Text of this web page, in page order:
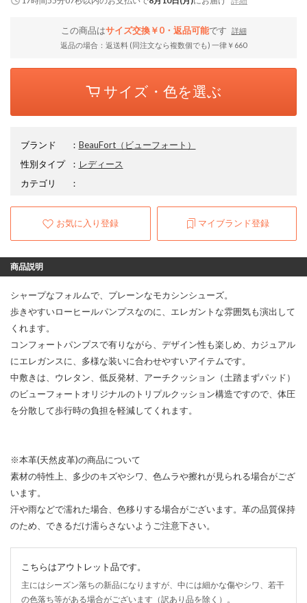
この商品はサイズ交換￥0・返品可能です
詳細
返品の場合：返送料 (同注文なら複数個でも) 一律￥660
サイズ・色を選ぶ
ブランド ： BeauFort（ビューフォート）
性別タイプ
： レディース
カテゴリ
：
お気に入り登録 マイブランド登録
商品説明
シャープなフォルムで、プレーンなモカシンシューズ。
歩きやすいローヒールパンプスなのに、エレガントな雰囲気も演出して
くれます。
コンフォートパンプスで有りながら、デザイン性も楽しめ、カジュアル
にエレガンスに、多様な装いに合わせやすいアイテムです。
中敷きは、ウレタン、低反発材、アーチクッション（土踏まずパッド）
のビューフォートオリジナルのトリプルクッション構造ですので、体圧
を分散して歩行時の負担を軽減してくれます。
※本革(天然皮革)の商品について
素材の特性上、多少のキズやシワ、色ムラや擦れが見られる場合がござ
います。
汗や雨などで濡れた場合、色移りする場合がございます。革の品質保持
のため、できるだけ濡らさないようご注意下さい。
こちらはアウトレット品です。
主にはシーズン落ちの新品になりますが、中には細かな傷やシワ、若干
の色落ち等がある場合がございます（訳あり品を除く）。